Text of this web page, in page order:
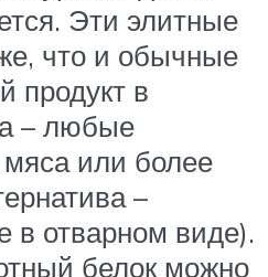
Эти элитные
что и обычные
продукт в
– любые
или более
–
в отварном виде).
белок можно